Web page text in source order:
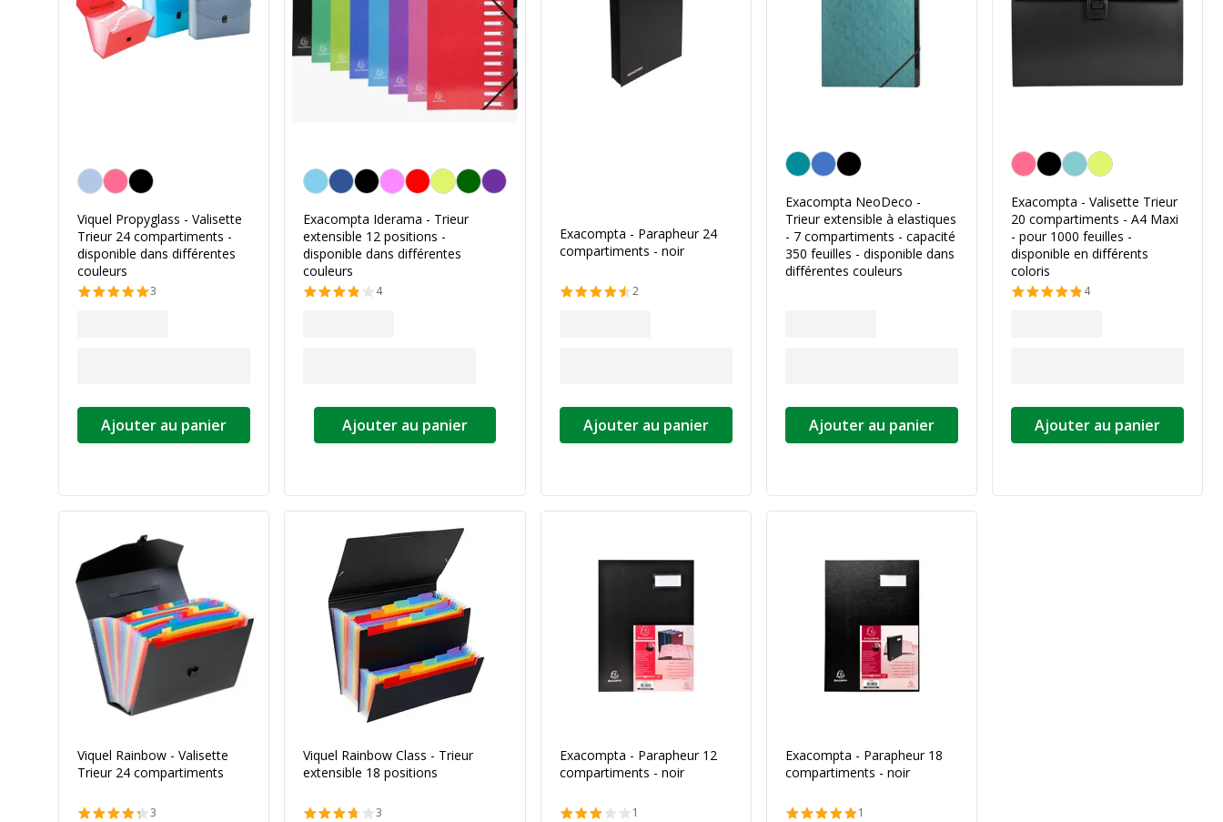
Personnalisation de la couleur
Viquel Propyglass - Valisette
Trieur 24 compartiments -
disponible dans différentes
couleurs
3
Ajouter au panier
Personnalisation de la couleur
Exacompta Iderama - Trieur
extensible 12 positions -
disponible dans différentes
couleurs
4
Ajouter au panier
Exacompta - Parapheur 24
compartiments - noir
2
Ajouter au panier
Personnalisation de la couleur
Exacompta NeoDeco -
Trieur extensible à elastiques
- 7 compartiments - capacité
350 feuilles - disponible dans
différentes couleurs
Ajouter au panier
Personnalisation de la couleur
Exacompta - Valisette Trieur
20 compartiments - A4 Maxi
- pour 1000 feuilles -
disponible en différents
coloris
4
Ajouter au panier
Viquel Rainbow - Valisette
Trieur 24 compartiments
3
Viquel Rainbow Class - Trieur
extensible 18 positions
3
Exacompta - Parapheur 12
compartiments - noir
1
Exacompta - Parapheur 18
compartiments - noir
1